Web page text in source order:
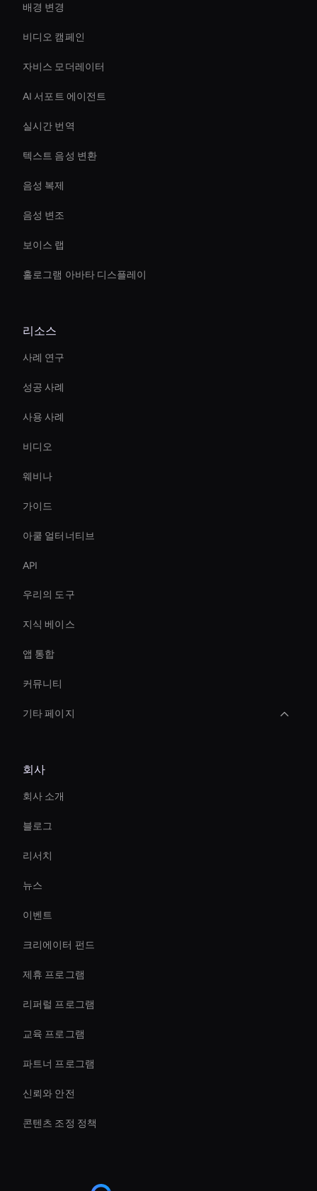
배경 변경
비디오 캠페인
자비스 모더레이터
AI 서포트 에이전트
실시간 번역
텍스트 음성 변환
음성 복제
음성 변조
보이스 랩
홀로그램 아바타 디스플레이
리소스
사례 연구
성공 사례
사용 사례
비디오
웨비나
가이드
아쿨 얼터너티브
API
우리의 도구
지식 베이스
앱 통합
커뮤니티
기타 페이지
AI 페이스 스왑 툴
AI 비디오 편집 도구
AI 비디오 노이즈 제거 도구
Create Digital Human For Marketing Campaigns
Live Streaming Avatar
Ai Avatar Conferencing
Ai-Powered Digital Assistant
회사
회사 소개
블로그
리서치
뉴스
이벤트
크리에이터 펀드
제휴 프로그램
리퍼럴 프로그램
교육 프로그램
파트너 프로그램
신뢰와 안전
콘텐츠 조정 정책